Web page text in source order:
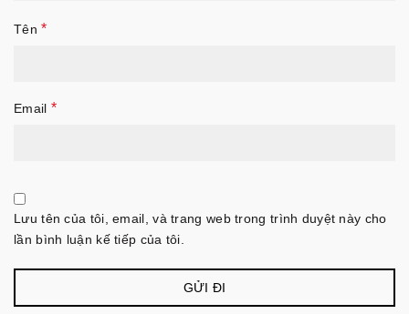
Tên*
Email *
Lưu tên của tôi, email, và trang web trong trình duyệt này cho
lần bình luận kế tiếp của tôi.